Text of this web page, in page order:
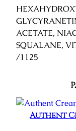
e
ž
i
ū
r
p
r
ACETATE,
SQUALANE,
/1125
Authent